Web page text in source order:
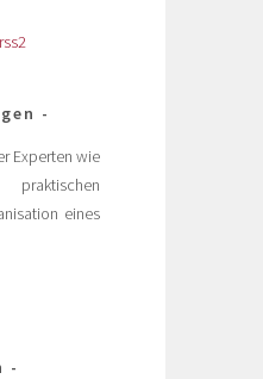
Experten wie
praktischen
eines